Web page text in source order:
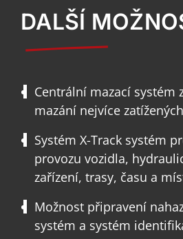
DALŠÍ
Centrální mazací systém
mazání nejvíce
Systém X-Track systém
provozu vozidla,
zařízení, trasy, času a
Možnost připravení
systém a systém